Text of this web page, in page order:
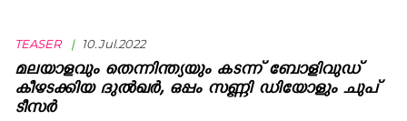
TEASER | 10.Jul.2022
മലയാളവും തെന്നിന്ത്യയും കടന്ന് ബോളിവുഡ്
കീഴടക്കിയ ദുൽഖർ, ഒപ്പം സണ്ണി ഡിയോളും ചുപ്
ടീസർ